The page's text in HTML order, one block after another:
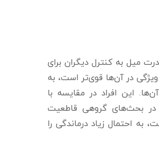
میل به کنترل دیگران برای
در آن‌ها قوی‌تر است، به
این افراد در مقایسه با
در بحث‌های گروهی قاطعیت
احتمال زیاد درماندگی را